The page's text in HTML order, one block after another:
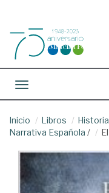
Toggle navigation
Inicio Libros
Narrativa Española /